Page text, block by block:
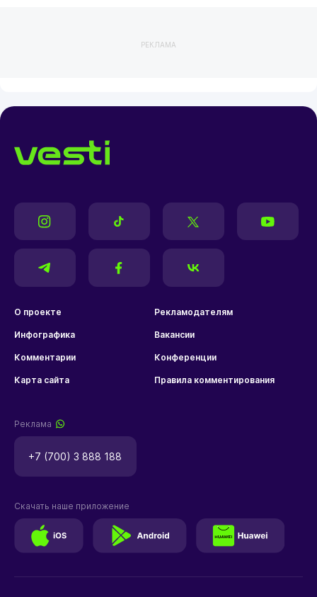
РЕКЛАМА
О проекте Рекламодателям
Инфографика Вакансии
Комментарии Конференции
Карта сайта Правила комментирования
Реклама
+7 (700) 3 888 188
Скачать наше приложение